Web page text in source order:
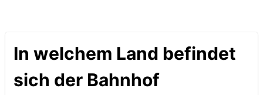
In welchem Land befindet
sich der Bahnhof